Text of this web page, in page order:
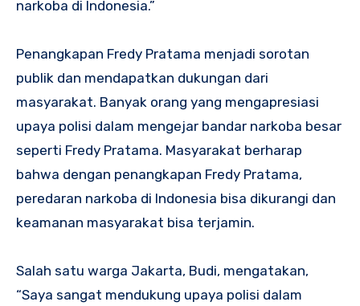
narkoba di Indonesia.”
Penangkapan Fredy Pratama menjadi sorotan
publik dan mendapatkan dukungan dari
masyarakat. Banyak orang yang mengapresiasi
upaya polisi dalam mengejar bandar narkoba besar
seperti Fredy Pratama. Masyarakat berharap
bahwa dengan penangkapan Fredy Pratama,
peredaran narkoba di Indonesia bisa dikurangi dan
keamanan masyarakat bisa terjamin.
Salah satu warga Jakarta, Budi, mengatakan,
“Saya sangat mendukung upaya polisi dalam